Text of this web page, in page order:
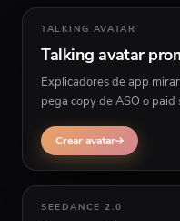
TALKING AVATAR
Talking avatar
Explicadores de app
pega copy de ASO o paid
de pantalla o footage
detrás del presentador.
Crear avatar
SEEDANCE 2.0